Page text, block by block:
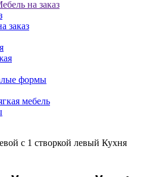
на заказ
заказ
формы
мебель
с 1 створкой левый Кухня